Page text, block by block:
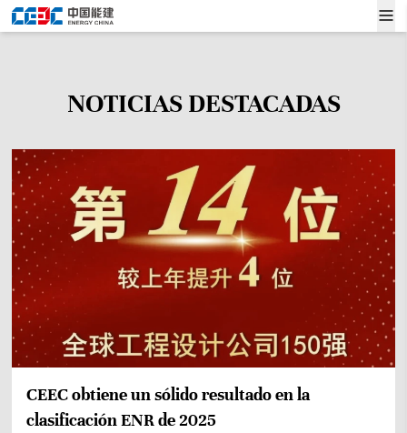
NOTICIAS DESTACADAS
CEEC obtiene un sólido resultado en la
clasificación ENR de 2025